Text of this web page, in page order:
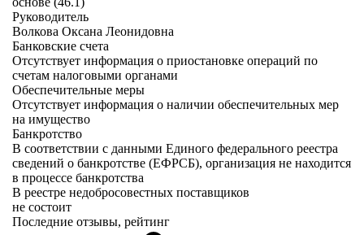
Руководитель
Волкова Оксана Леонидовна
Банковские счета
Отсутствует информация о приостановке операций по
счетам налоговыми органами
Обеспечительные меры
Отсутствует информация о наличии обеспечительных мер
на имущество
Банкротство
В соответствии с данными Единого федерального реестра
сведений о банкротстве (ЕФРСБ), организация не находится
в процессе банкротства
В реестре недобросовестных поставщиков
не состоит
Последние отзывы, рейтинг